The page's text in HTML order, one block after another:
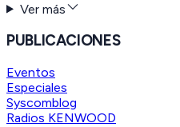
Ver más
PUBLICACIONES
Eventos
Especiales
Syscomblog
Radios KENWOOD